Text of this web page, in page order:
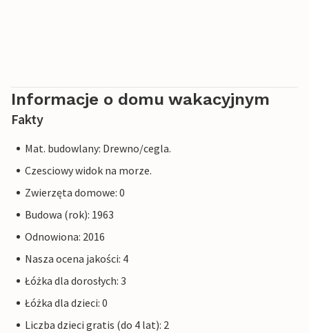
Informacje o domu wakacyjnym
Fakty
Mat. budowlany: Drewno/cegla.
Czesciowy widok na morze.
Zwierzęta domowe: 0
Budowa (rok): 1963
Odnowiona: 2016
Nasza ocena jakości: 4
Łóżka dla dorosłych: 3
Łóżka dla dzieci: 0
Liczba dzieci gratis (do 4 lat): 2